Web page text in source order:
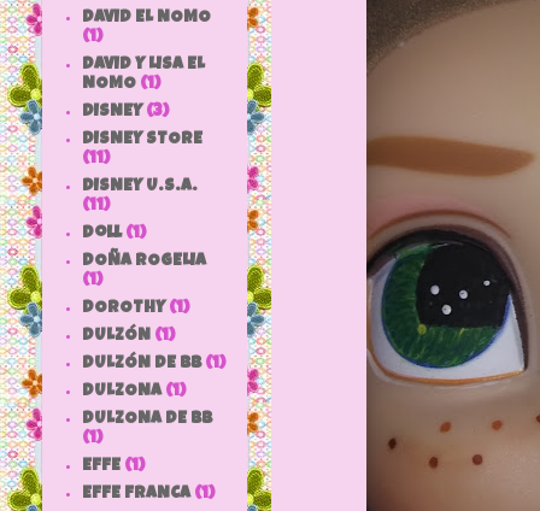
DAVID EL NOMO
(1)
DAVID Y LISA EL
NOMO (1)
DISNEY (3)
DISNEY STORE
(11)
DISNEY U.S.A.
(11)
doll (1)
DOÑA ROGELIA
(1)
DOROTHY (1)
DULZÓN (1)
DULZÓN DE BB (1)
DULZONA (1)
DULZONA DE BB
(1)
EFFE (1)
EFFE FRANCA (1)